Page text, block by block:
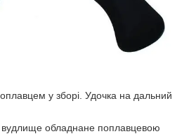
у зборі. Удочка на дальний
вудлище обладнане поплавцевою